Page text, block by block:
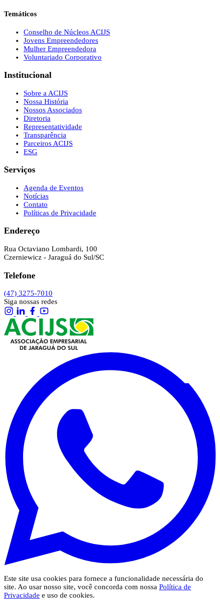
Temáticos
Conselho de Núcleos ACIJS
Jovens Empreendedores
Mulher Empreendedora
Voluntariado Corporativo
Institucional
Sobre a ACIJS
Nossa História
Nossos Associados
Diretoria
Representatividade
Transparência
Parceiros ACIJS
ESG
Serviços
Agenda de Eventos
Notícias
Contato
Políticas de Privacidade
Endereço
Rua Octaviano Lombardi, 100
Czerniewicz - Jaraguá do Sul/SC
Telefone
(47) 3275-7010
Siga nossas redes
Este site usa cookies para fornece a funcionalidade necessária do
site. Ao usar nosso site, você concorda com nossa Política de
Privacidade e uso de cookies.